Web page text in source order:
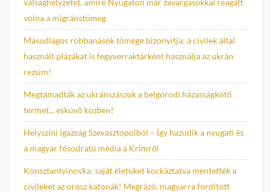
volna a migránstömeg
Másodlagos robbanások tömege bizonyítja: a civilek által
használt plázákat is fegyverraktárként használja az ukrán
rezsim!
Megtámadták az ukránszászok a belgorodi házasságkötő
termet... esküvő közben!
Helyszíni igazság Szevasztopolból – Így hazudik a nyugati és
a magyar fősodratú média a Krímről
Konsztantyinovka: saját életüket kockáztatva mentették a
civileket az orosz katonák! Megrázó, magyarra fordított